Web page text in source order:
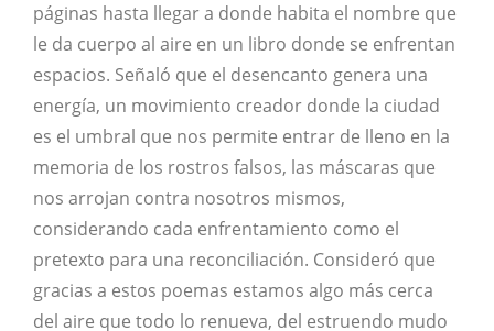
páginas hasta llegar a donde habita el nombre que
le da cuerpo al aire en un libro donde se enfrentan
espacios. Señaló que el desencanto genera una
energía, un movimiento creador donde la ciudad
es el umbral que nos permite entrar de lleno en la
memoria de los rostros falsos, las máscaras que
nos arrojan contra nosotros mismos,
considerando cada enfrentamiento como el
pretexto para una reconciliación. Consideró que
gracias a estos poemas estamos algo más cerca
del aire que todo lo renueva, del estruendo mudo